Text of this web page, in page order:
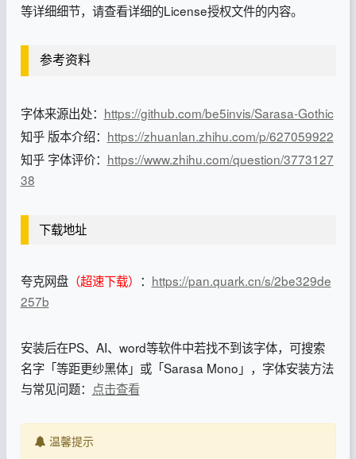
等详细细节，请查看详细的License授权文件的内容。
参考资料
字体来源出处： https://github.com/be5invis/Sarasa-Gothic
知乎 版本介绍： https://zhuanlan.zhihu.com/p/627059922
知乎 字体评价： https://www.zhihu.com/question/3773127
38
下载地址
夸克网盘（超速下载） ： https://pan.quark.cn/s/2be329de
257b
安装后在PS、AI、word等软件中若找不到该字体，可搜索
名字「等距更纱黑体」或「Sarasa Mono」，字体安装方法
与常见问题： 点击查看
温馨提示